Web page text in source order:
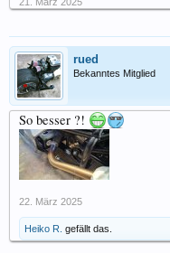
rued
Bekanntes Mitglied
So besser ?!
22. März 2025
Heiko R. gefällt das.